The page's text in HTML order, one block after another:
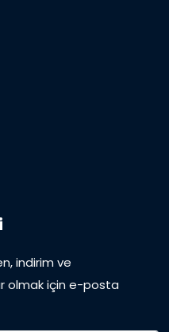
indirim ve
olmak için e-posta